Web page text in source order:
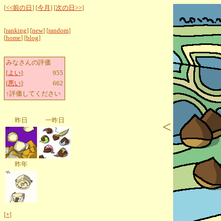
[<<前の日 ] [今月 ] [次の日>>]
[ranking] [new] [random]
[home] [blog]
みなさんの評価
[よい]:
955
[悪い]:
662
↑評価してください
昨日 一昨日
昨年
[+]
<